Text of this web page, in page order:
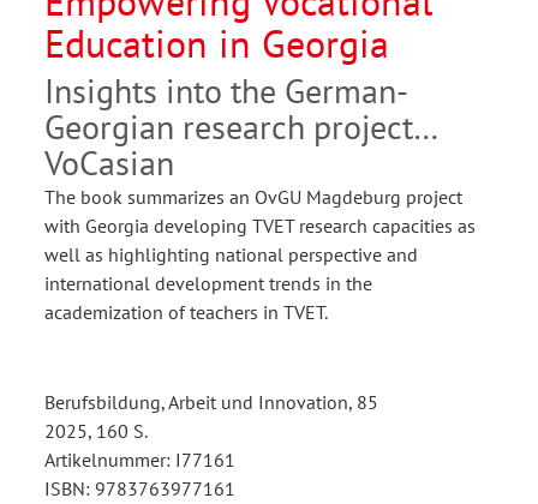
Education in Georgia
Insights into the German-
Georgian research project
VoCasian
The book summarizes an OvGU Magdeburg project
with Georgia developing TVET research capacities as
well as highlighting national perspective and
international development trends in the
academization of teachers in TVET.
Berufsbildung, Arbeit und Innovation, 85
2025, 160 S.
Artikelnummer: I77161
ISBN: 9783763977161